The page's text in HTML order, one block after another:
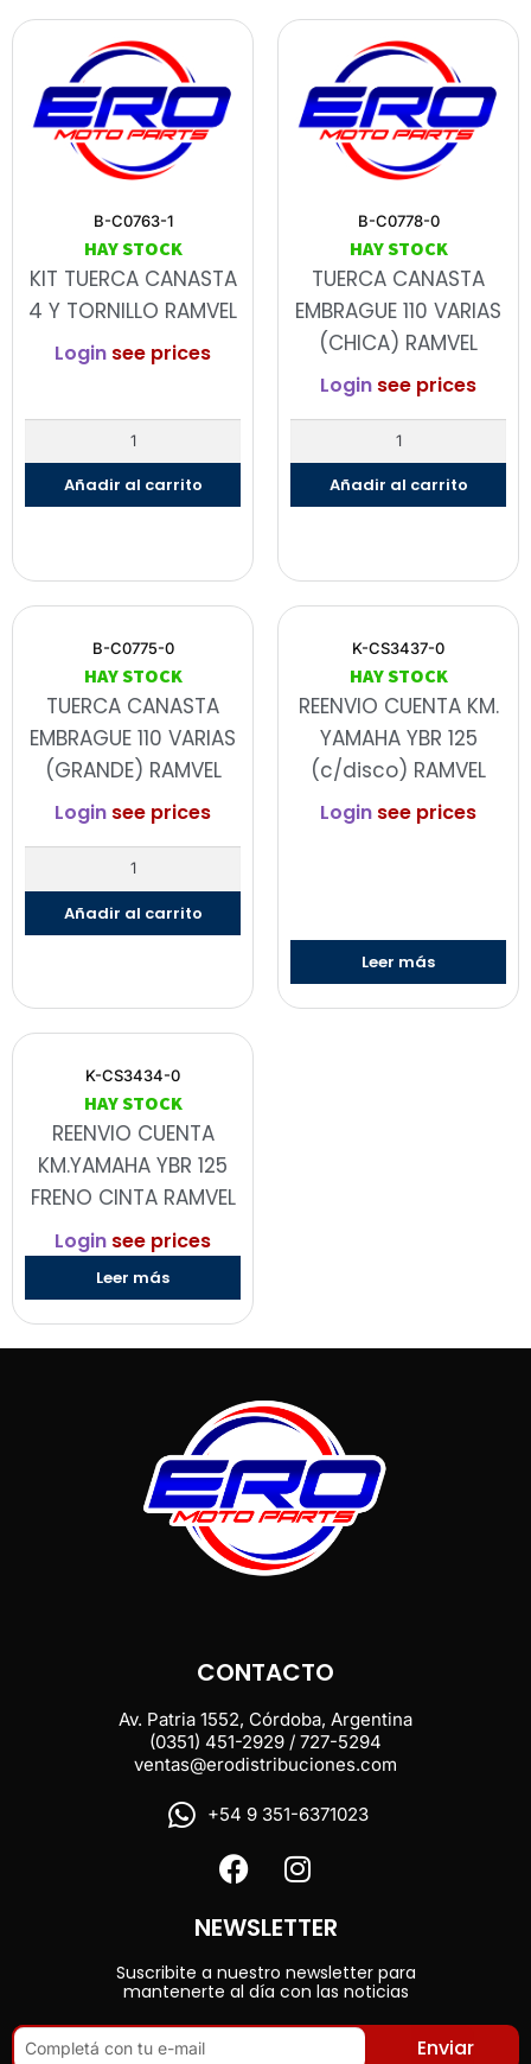
B-C0763-1
HAY STOCK
KIT TUERCA CANASTA
4 Y TORNILLO RAMVEL
Login see prices
Añadir al carrito
B-C0778-0
HAY STOCK
TUERCA CANASTA
EMBRAGUE 110 VARIAS
(CHICA) RAMVEL
Login see prices
Añadir al carrito
B-C0775-0
HAY STOCK
TUERCA CANASTA
EMBRAGUE 110 VARIAS
(GRANDE) RAMVEL
Login see prices
Añadir al carrito
K-CS3437-0
HAY STOCK
REENVIO CUENTA KM.
YAMAHA YBR 125
(c/disco) RAMVEL
Login see prices
Leer más
K-CS3434-0
HAY STOCK
REENVIO CUENTA
KM.YAMAHA YBR 125
FRENO CINTA RAMVEL
Login see prices
Leer más
CONTACTO
Av. Patria 1552, Córdoba, Argentina
(0351) 451-2929 / 727-5294
ventas@erodistribuciones.com
+54 9 351-6371023
NEWSLETTER
Suscribite a nuestro newsletter para
mantenerte al día con las noticias
Enviar